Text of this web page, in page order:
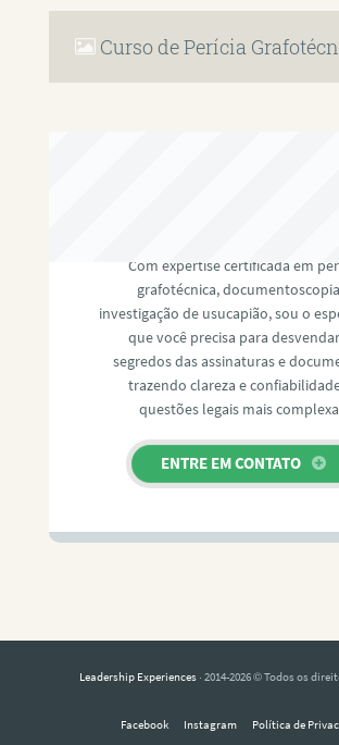
Curso de Perícia
Com expertise certificada em
grafotécnica,
investigação de usucapião, sou o
que você precisa para
segredos das assinaturas e
trazendo clareza e
questões legais mais
ENTRE EM CONTATO
Leadership Experiences · 2014-2026 © Todos os
Facebook Instagram Política de